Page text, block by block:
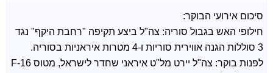
סיכום אירועי הבוקר:
חילופי האש בגבול סוריה: צה"ל ביצע תקיפה "רחבת היקף" נגד
3 סוללות הגנה אווירית סוריות ו-4 מטרות איראניות בסוריה.
לפנות בוקר: צה"ל יירט מל"ט איראני שחדר לישראל, מטוס F-16